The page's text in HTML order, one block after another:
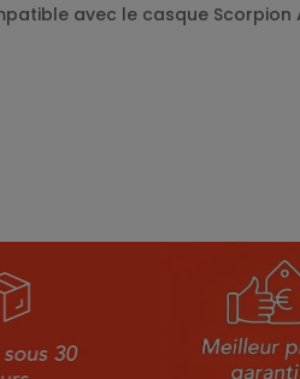
avec le casque Scorpion